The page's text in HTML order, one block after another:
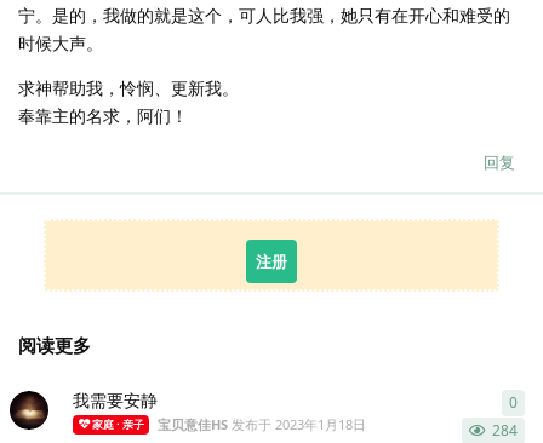
宁。是的，我做的就是这个，可人比我强，她只有在开心和难受的
时候大声。
求神帮助我，怜悯、更新我。
奉靠主的名求，阿们！
回复
注册
阅读更多
我需要安静
家庭 · 亲子 宝贝意佳HS 发布于2023年1月18日 284
0